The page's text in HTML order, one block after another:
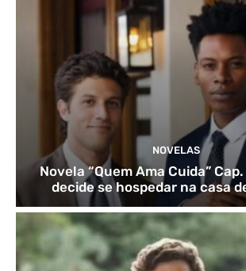
NOVELAS
Novela “Quem Ama Cuida”
decide se hospedar na casa